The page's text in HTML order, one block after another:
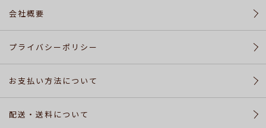
い
て
問
い
合
会社概要
プライバシーポリシー
お支払い方法について
配送・送料について